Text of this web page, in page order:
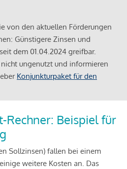
von den aktuellen Förderungen
Günstigere Zinsen und
dem 01.04.2024 greifbar.
nicht ungenutzt und informieren
Konjunkturpaket für den
Beispiel für
Sollzinsen) fallen bei einem
weitere Kosten an. Das